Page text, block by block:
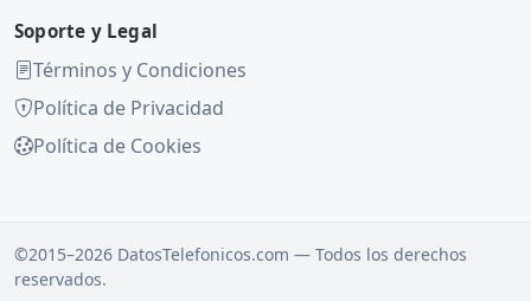
Soporte y Legal
Términos y Condiciones
Política de Privacidad
Política de Cookies
©2015–2026 DatosTelefonicos.com — Todos los derechos
reservados.